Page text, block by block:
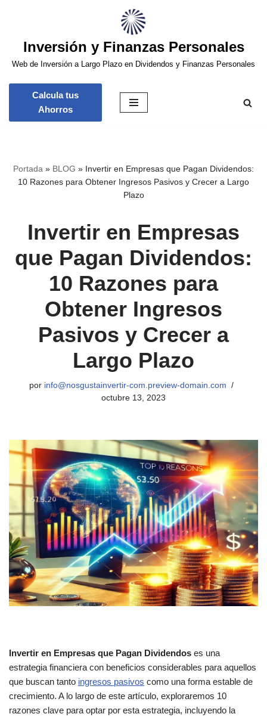
contenido
Inversión y Finanzas Personales
Web de Inversión a Largo Plazo en Dividendos y Finanzas Personales
Calcula tus
Ahorros
Portada » BLOG » Invertir en Empresas que Pagan Dividendos:
10 Razones para Obtener Ingresos Pasivos y Crecer a Largo
Plazo
Invertir en Empresas
que Pagan Dividendos:
10 Razones para
Obtener Ingresos
Pasivos y Crecer a
Largo Plazo
por info@nosgustainvertir-com.preview-domain.com
octubre 13, 2023
Invertir en Empresas que Pagan Dividendos es una
estrategia financiera con beneficios considerables para aquellos
que buscan tanto ingresos pasivos como una forma estable de
crecimiento. A lo largo de este artículo, exploraremos 10
razones clave para optar por esta estrategia, incluyendo la